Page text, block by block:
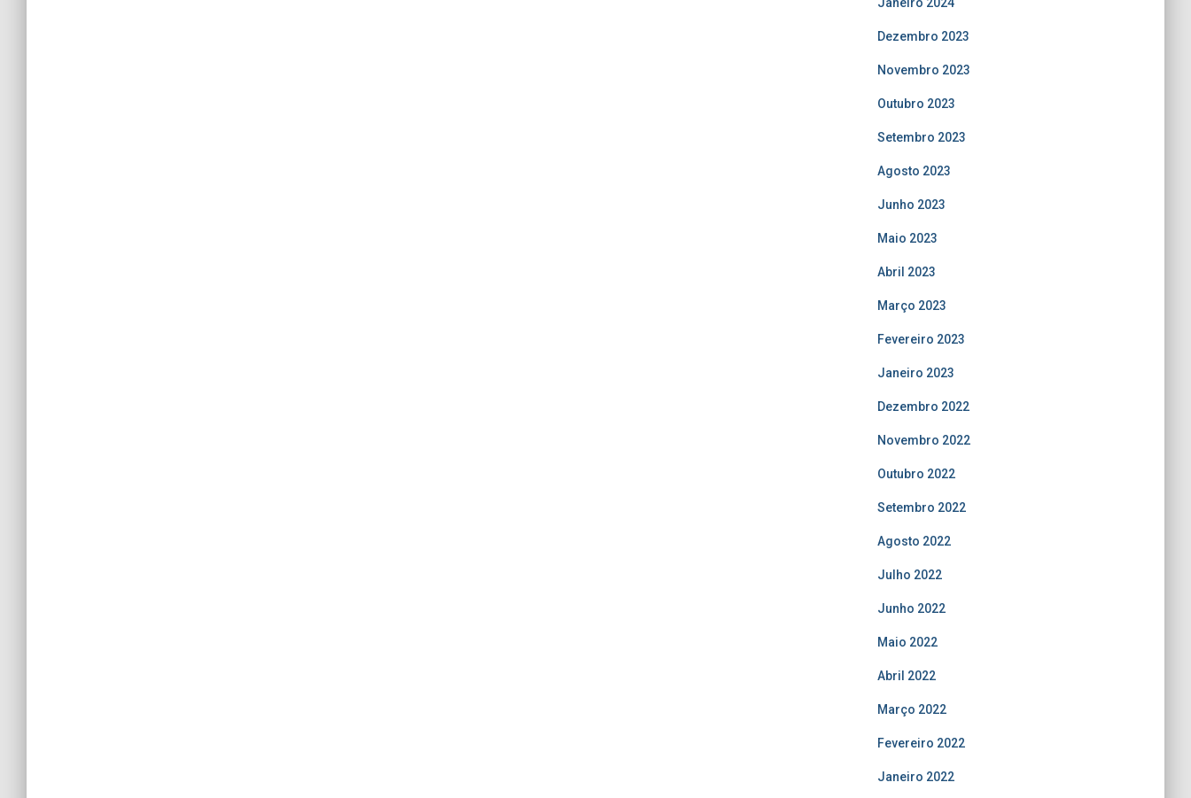
Dezembro 2023
Novembro 2023
Outubro 2023
Setembro 2023
Agosto 2023
Junho 2023
Maio 2023
Abril 2023
Março 2023
Fevereiro 2023
Janeiro 2023
Dezembro 2022
Novembro 2022
Outubro 2022
Setembro 2022
Agosto 2022
Julho 2022
Junho 2022
Maio 2022
Abril 2022
Março 2022
Fevereiro 2022
Janeiro 2022